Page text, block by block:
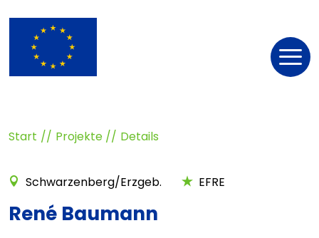
Start Projekte Details
Schwarzenberg/Erzgeb. EFRE
René Baumann